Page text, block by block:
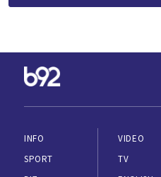
INFO
SPORT
VIDEO
TV